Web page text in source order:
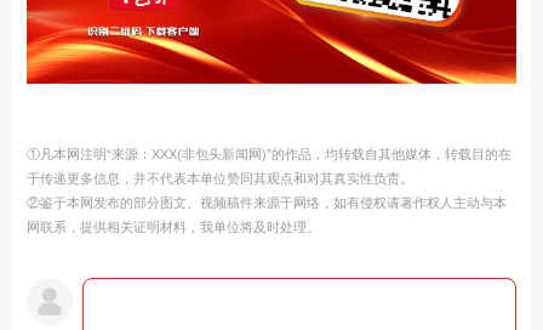
①凡本网注明“来源：XXX(非包头新闻网)”的作品，均转载自其他媒体，转载目的在
于传递更多信息，并不代表本单位赞同其观点和对其真实性负责。
②鉴于本网发布的部分图文、视频稿件来源于网络，如有侵权请著作权人主动与本
网联系，提供相关证明材料，我单位将及时处理。